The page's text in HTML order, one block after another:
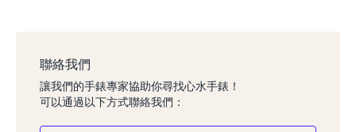
聯絡我們
讓我們的手錶專家協助你尋找心水手錶！
可以通過以下方式聯絡我們：